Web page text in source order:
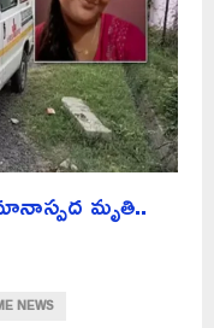
మృతి..
NEWS